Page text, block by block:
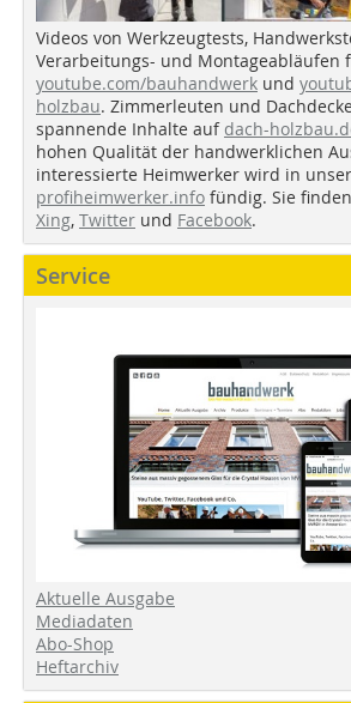
Videos von Werkzeugtests,
Verarbeitungs- und Montageabläufen
youtube.com/bauhandwerk und
holzbau. Zimmerleuten und
spannende Inhalte auf dach-
hohen Qualität der handwerklichen
interessierte Heimwerker wird in
profiheimwerker.info fündig. Sie
Xing, Twitter und Facebook.
Service
Aktuelle Ausgabe
Mediadaten
Abo-Shop
Heftarchiv